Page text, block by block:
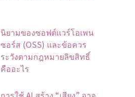
นิยามของซอฟต์แวร์โอเพน
ซอร์ส (OSS) และข้อควร
ระวังตามกฎหมายลิขสิทธิ์
คืออะไร